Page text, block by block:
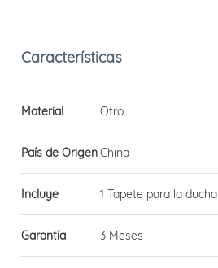
Material Otro
País de OrigenChina
Incluye 1 Tapete para la ducha
Garantía 3 Meses